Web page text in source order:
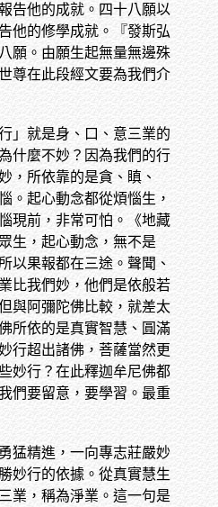
告他的成就。四十八願以
他的修學成就。『發斯弘
願。由願生起無量無邊殊
尊在此段經文要為我們介
」就是身、口、意三業的
什麼不妙？因為我們的行
，所依靠的是貪、瞋、
。起心動念都從煩惱生，
現前，非常可怕。《地藏
生，起心動念，無不是
以果報都在三途。聲聞、
比我們妙，他們是依般若
與阿彌陀佛比較，就差太
所依的是真實智慧、圓滿
行超出諸佛，菩薩當然更
妙行？在此釋迦牟尼佛都
們要留意，要學習。最重
猛精進，一向專志莊嚴妙
妙行的依據。從真實慧生
業，稱為淨業。這一句是